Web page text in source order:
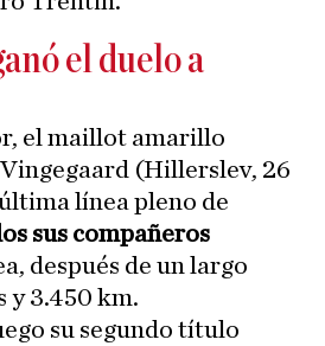
el duelo a
el maillot amarillo
(Hillerslev, 26
línea pleno de
sus compañeros
después de un largo
y 3.450 km.
su segundo título